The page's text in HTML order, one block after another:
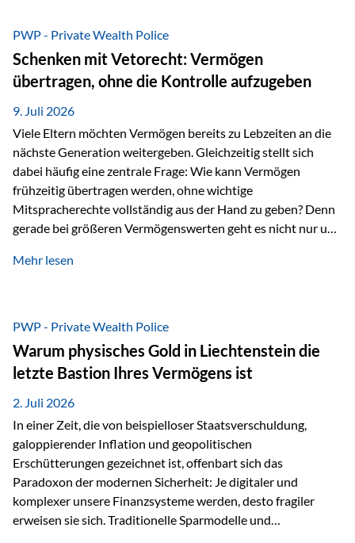
Vermögen verfügen können. Genau für diese
Ausgangssituation bietet die Private Wealth Police der
Vienna-Life eine durchdachte Gestaltungsmöglichkeit. Die
Ausgangssituation Stellen Sie sich folgendes Beispiel vor:
Ein…
PWP - Private Wealth Police
Schenken mit Vetorecht: Vermögen
übertragen, ohne die Kontrolle aufzugeben
9. Juli 2026
Viele Eltern möchten Vermögen bereits zu Lebzeiten an die
nächste Generation weitergeben. Gleichzeitig stellt sich
dabei häufig eine zentrale Frage: Wie kann Vermögen
frühzeitig übertragen werden, ohne wichtige
Mitspracherechte vollständig aus der Hand zu geben? Denn
gerade bei größeren Vermögenswerten geht es nicht nur um
sicherzustellen, dass das Vermögen langfristig erhalten
folgende Situation vor: Ein Vater schenkt seiner Tochter
einen Teil seines Vermögens. Einige Jahre später möchte die
Tochter das Geld kurzfristig verwenden, um…
Mehr lesen
PWP - Private Wealth Police
Warum physisches Gold in Liechtenstein die
letzte Bastion Ihres Vermögens ist
2. Juli 2026
In einer Zeit, die von beispielloser Staatsverschuldung,
galoppierender Inflation und geopolitischen
Erschütterungen gezeichnet ist, offenbart sich das
Paradoxon der modernen Sicherheit: Je digitaler und
komplexer unsere Finanzsysteme werden, desto fragiler
erweisen sie sich. Traditionelle Sparmodelle und